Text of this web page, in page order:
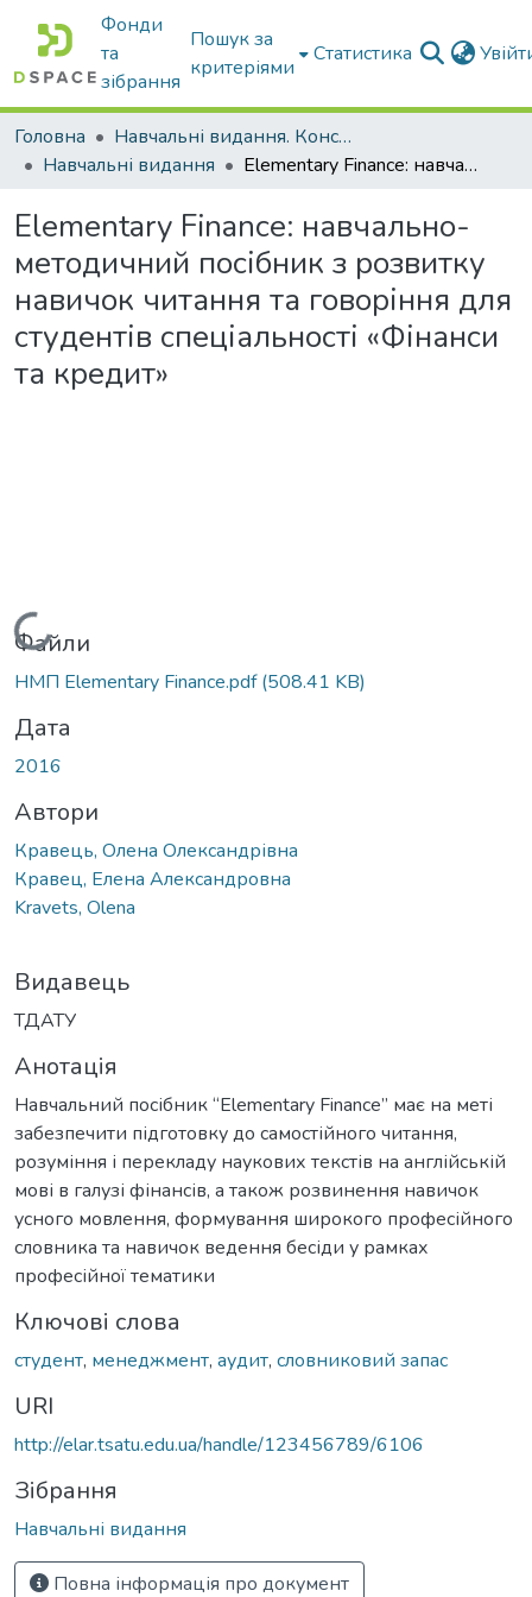
Фонди
та
зібрання
Пошук за
критеріями
Статистика
Головна
Навчальні видання. Конспекти лекцій
Навчальні видання
Elementary Finance: навчально-методичний посібник з розвитку навичок читання та говоріння для студентів спеціальності «Фінанси та кредит»
Elementary Finance: навчально-
методичний посібник з розвитку
навичок читання та говоріння для
студентів спеціальності «Фінанси
та кредит»
Вантажиться...
Файли
НМП Elementary Finance.pdf(508.41 KB)
Дата
2016
Автори
Кравець, Олена Олександрівна
Кравец, Елена Александровна
Kravets, Olena
Видавець
ТДАТУ
Анотація
Навчальний посібник “Elementary Finance” має на меті
забезпечити підготовку до самостійного читання,
розуміння і перекладу наукових текстів на англійській
мові в галузі фінансів, а також розвинення навичок
усного мовлення, формування широкого професійного
словника та навичок ведення бесіди у рамках
професійної тематики
Ключові слова
студент, менеджмент, аудит, словниковий запас
URI
http://elar.tsatu.edu.ua/handle/123456789/6106
Зібрання
Навчальні видання
Повна інформація про документ